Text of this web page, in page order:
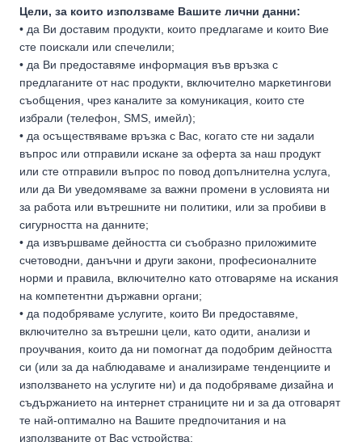
Цели, за които използваме Вашите лични данни:
• да Ви доставим продукти, които предлагаме и които Вие
сте поискали или спечелили;
• да Ви предоставяме информация във връзка с
предлаганите от нас продукти, включително маркетингови
съобщения, чрез каналите за комуникация, които сте
избрали (телефон, SMS, имейл);
• да осъществяваме връзка с Вас, когато сте ни задали
въпрос или отправили искане за оферта за наш продукт
или сте отправили въпрос по повод допълнителна услуга,
или да Ви уведомяваме за важни промени в условията ни
за работа или вътрешните ни политики, или за пробиви в
сигурността на данните;
• да извършваме дейността си съобразно приложимите
счетоводни, данъчни и други закони, професионалните
норми и правила, включително като отговаряме на искания
на компетентни държавни органи;
• да подобряваме услугите, които Ви предоставяме,
включително за вътрешни цели, като одити, анализи и
проучвания, които да ни помогнат да подобрим дейността
си (или за да наблюдаваме и анализираме тенденциите и
използването на услугите ни) и да подобряваме дизайна и
съдържанието на интернет страниците ни и за да отговарят
те най-оптимално на Вашите предпочитания и на
използваните от Вас устройства;